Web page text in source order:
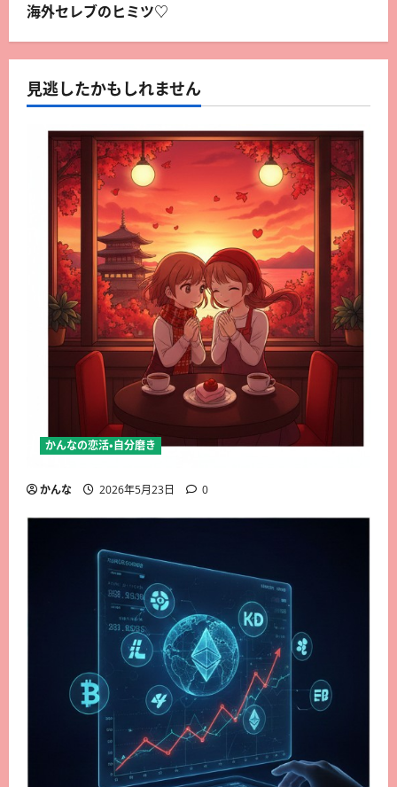
海外セレブのヒミツ♡
見逃したかもしれません
かんなの恋活・自分磨き
かんな 2026年5月23日 0